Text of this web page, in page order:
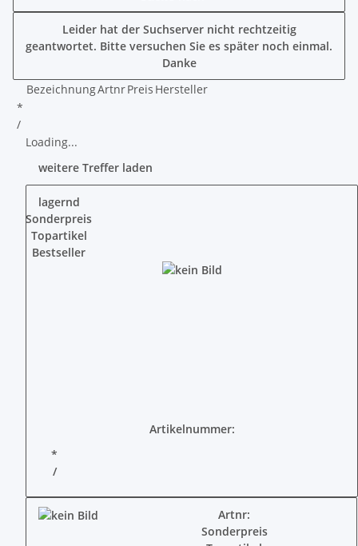
Leider hat der Suchserver nicht rechtzeitig
geantwortet. Bitte versuchen Sie es später noch einmal.
Danke
BezeichnungArtnrPreis Hersteller
*
/
Loading...
weitere Treffer laden
lagernd
Sonderpreis
Topartikel
Bestseller
Artikelnummer:
*
/
Artnr:
Sonderpreis